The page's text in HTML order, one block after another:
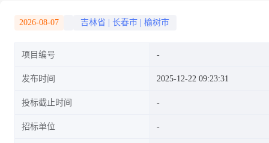
2026-08-07 吉林省 长春市 榆树市
项目编号
发布时间 2025-12-22 09:23:31
投标截止时间
招标单位